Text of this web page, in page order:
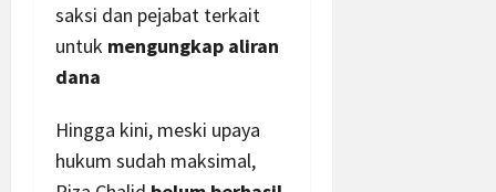
saksi dan pejabat terkait
untuk mengungkap aliran
dana
Hingga kini, meski upaya
hukum sudah maksimal,